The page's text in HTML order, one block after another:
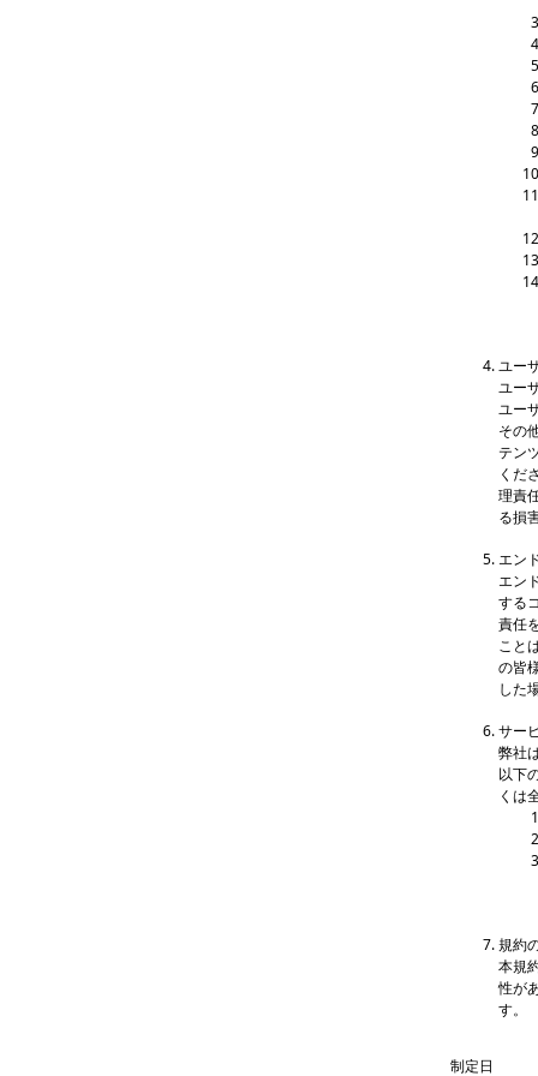
ユー
ユー
ユー
その
テン
くだ
理責
る損
エン
エン
する
責任
こと
の皆
した
サー
弊社
以下
くは
規約
本規
性が
す。
制定日